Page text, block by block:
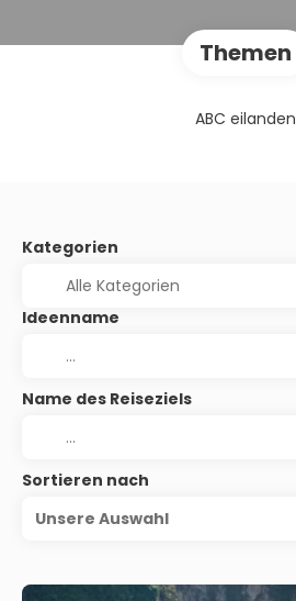
Themen
ABC eilanden
Kategorien
Ideenname
Name des Reiseziels
Sortieren nach
Unsere Auswahl